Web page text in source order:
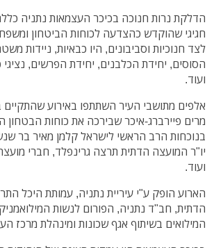
הדלקת נרות חנוכה בכיכר העצמאות נתניה
חגיגי שהוקדש כהצדעה לכוחות הביטחון
לצד חנוכיות וסביבונים, היו כבאיות, ניידות
ועוד.
אלפים מתושבי העיר השתתפו באירוע
מרים פיירברג-איכר שבירכה את כוחות
בנוכחות הרב הראשי לישראל קלמן מאיר בר
יו"ר המועצה הדתית תרצה גרינפלד, חברי
ועוד.
הארוע הופק ע"י עיריית נתניה, עמותת היכל
הדתית, חב"ד נתניה, הפורום לנשות
המילואים בשיתוף אגף שכונות ומינהלת מרכז